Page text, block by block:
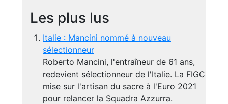
Les plus lus
Italie : Mancini nommé à nouveau
sélectionneur
Roberto Mancini, l'entraîneur de 61 ans,
redevient sélectionneur de l'Italie. La FIGC
mise sur l'artisan du sacre à l'Euro 2021
pour relancer la Squadra Azzurra.